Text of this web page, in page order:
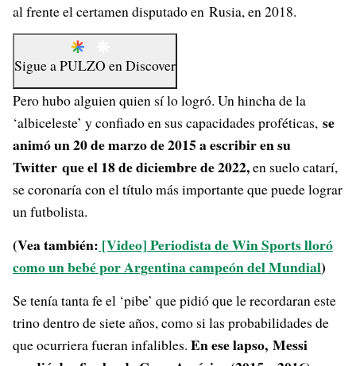
al frente el certamen disputado en Rusia, en 2018.
Sigue aPULZO enDiscover
Pero hubo alguien quien sí lo logró. Un hincha de la
‘albiceleste’ y confiado en sus capacidades proféticas, se
animó un 20 de marzo de 2015 a escribir en su
Twitter que el 18 de diciembre de 2022,en suelo catarí,
se coronaría con el título más importante que puede lograr
un futbolista.
(Vea también: [Video] Periodista de Win Sports lloró
como un bebé por Argentina campeón del Mundial)
Se tenía tanta fe el ‘pibe’ que pidió que le recordaran este
trino dentro de siete años, como si las probabilidades de
que ocurriera fueran infalibles. En ese lapso, Messi